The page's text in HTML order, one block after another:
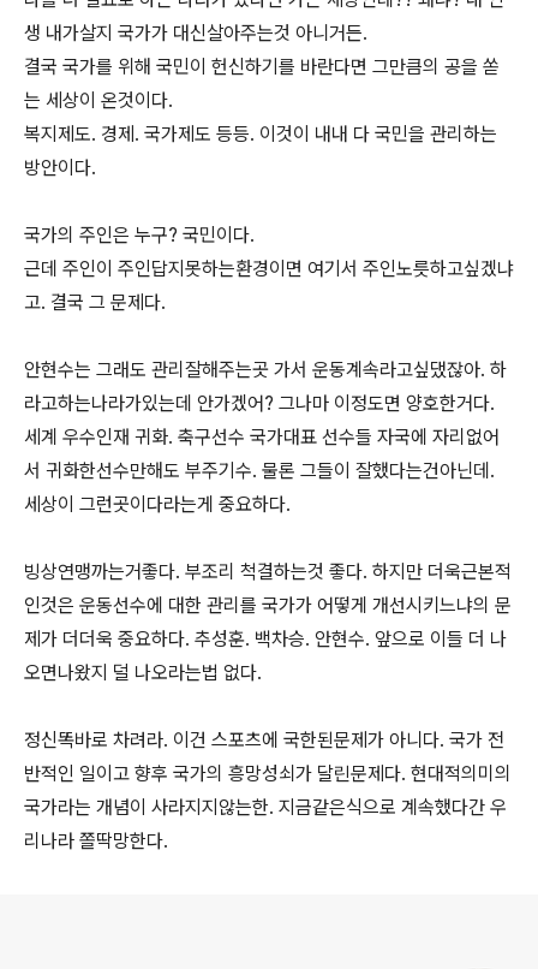
생 내가살지 국가가 대신살아주는것 아니거든.
결국 국가를 위해 국민이 헌신하기를 바란다면 그만큼의 공을 쏟
는 세상이 온것이다.
복지제도. 경제. 국가제도 등등. 이것이 내내 다 국민을 관리하는
방안이다.
국가의 주인은 누구? 국민이다.
근데 주인이 주인답지못하는환경이면 여기서 주인노릇하고싶겠냐
고. 결국 그 문제다.
안현수는 그래도 관리잘해주는곳 가서 운동계속라고싶댔잖아. 하
라고하는나라가있는데 안가겠어? 그나마 이정도면 양호한거다.
세계 우수인재 귀화. 축구선수 국가대표 선수들 자국에 자리없어
서 귀화한선수만해도 부주기수. 물론 그들이 잘했다는건아닌데.
세상이 그런곳이다라는게 중요하다.
빙상연맹까는거좋다. 부조리 척결하는것 좋다. 하지만 더욱근본적
인것은 운동선수에 대한 관리를 국가가 어떻게 개선시키느냐의 문
제가 더더욱 중요하다. 추성훈. 백차승. 안현수. 앞으로 이들 더 나
오면나왔지 덜 나오라는법 없다.
정신똑바로 차려라. 이건 스포츠에 국한된문제가 아니다. 국가 전
반적인 일이고 향후 국가의 흥망성쇠가 달린문제다. 현대적의미의
국가라는 개념이 사라지지않는한. 지금같은식으로 계속했다간 우
리나라 쫄딱망한다.